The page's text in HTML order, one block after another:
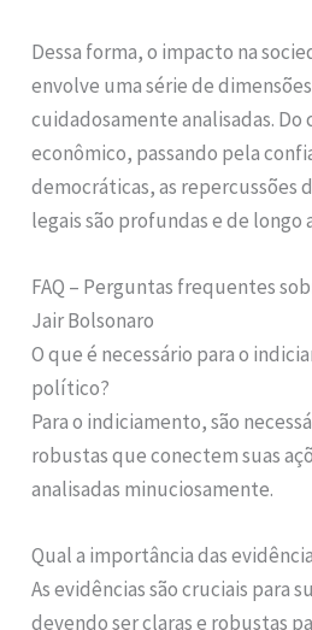
Dessa forma, o impacto na
envolve uma série de
cuidadosamente analisadas. Do
econômico, passando pela
democráticas, as repercussões
legais são profundas e de longo
FAQ – Perguntas frequentes
Jair Bolsonaro
O que é necessário para o
político?
Para o indiciamento, são
robustas que conectem suas
analisadas minuciosamente.
Qual a importância das
As evidências são cruciais para
devendo ser claras e robustas